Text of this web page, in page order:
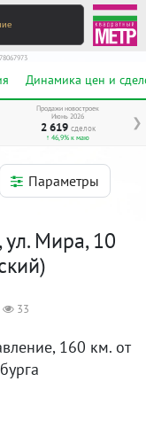
Динамика цен и
❯
Продажи новостроек
Июнь 2026
2 619 сделок
↑ 46,9% к маю
Параметры
Мира, 10
33
160 км. от